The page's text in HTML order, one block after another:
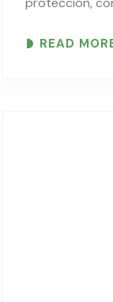
6 de enero de
READ